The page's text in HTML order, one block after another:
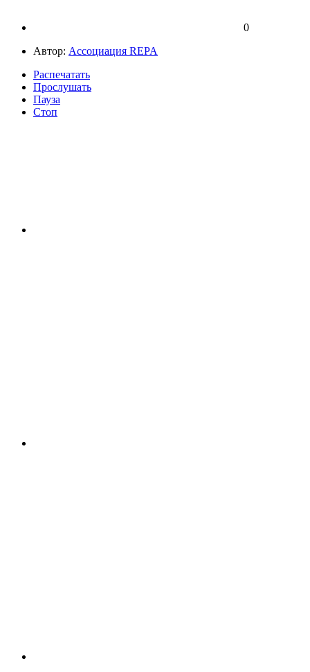
0
Автор: Ассоциация REPA
Распечатать
Прослушать
Пауза
Стоп